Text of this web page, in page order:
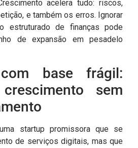
acelera tudo: riscos,
e também os erros. Ignorar
estruturado de finanças pode
de expansão em pesadelo
com base frágil:
sem
startup promissora que se
de serviços digitais, mas que